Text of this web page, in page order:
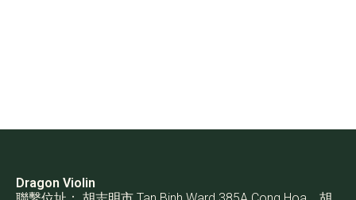
Dragon Violin